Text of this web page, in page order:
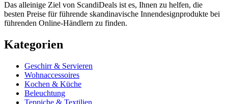
Das alleinige Ziel von ScandiDeals ist es, Ihnen zu helfen, die
besten Preise für führende skandinavische Innendesignprodukte bei
führenden Online-Händlern zu finden.
Kategorien
Geschirr & Servieren
Wohnaccessoires
Kochen & Küche
Beleuchtung